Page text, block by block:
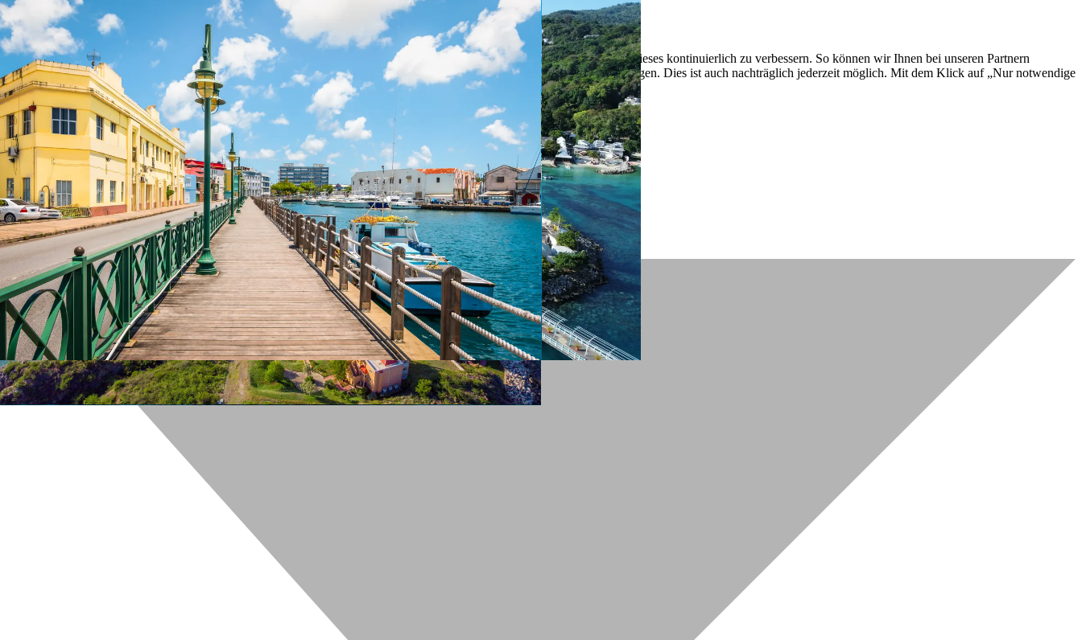
Nur notwendige Cookies
Unvergleichlich lecker
Mit dem Klick auf „geht klar” ermöglichen Sie uns Ihnen über Cookies ein verbessertes Nutzungserlebnis zu servieren und dieses kontinuierlich zu verbessern. So können wir Ihnen bei unseren Partnern
personalisierte Werbung und passende Angebote anzeigen. Über „anpassen” können Sie Ihre persönlichen Präferenzen festlegen. Dies ist auch nachträglich jederzeit möglich. Mit dem Klick auf „Nur notwendige
Cookies” werden lediglich technisch notwendige Cookies gespeichert.
Anpassen
Geht klar
Datenschutzerklärung
Cookierichtlinie
Impressum
« zurück
Ihre Cookie-Präferenzen verwalten
Wählen Sie, welche Cookies Sie auf check24.de akzeptieren.
Die Cookierichtlinie finden Siehier.
Notwendig